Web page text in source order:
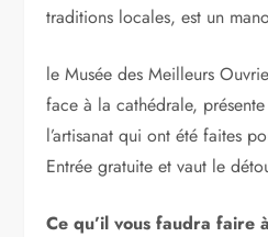
traditions locales, est un
le Musée des Meilleurs
face à la cathédrale,
l’artisanat qui ont été faites
Entrée gratuite et vaut le
Ce qu’il vous faudra faire